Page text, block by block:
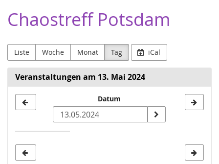
Haupt-
Inhalt
Chaostreff Potsdam
Liste Woche Monat Tag iCal
Veranstaltungen am 13. Mai 2024
zur
Anzeige
Datum